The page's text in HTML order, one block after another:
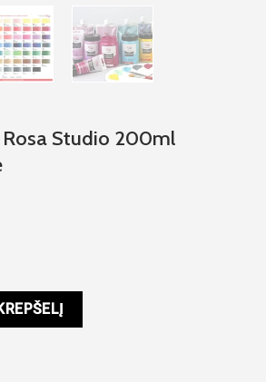
Studio 200ml
dažai Rosa Studio 200ml Turquoise